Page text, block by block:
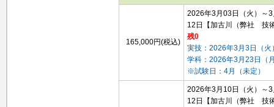
165,000円(税込)
2026年3月03日（火）～
12日
【加古川（弊社 技
残0
実技：2026年3月3日（
学科：2026年3月23日（
※試験日：4月（未定）
2026年3月10日（火）～
12日
【加古川（弊社 技